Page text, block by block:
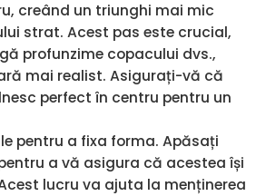
creând un triunghi mai mic
strat. Acest pas este crucial,
profunzime copacului dvs.,
mai realist. Asigurați-vă că
perfect în centru pentru un
pentru a fixa forma. Apăsați
a vă asigura că acestea își
lucru va ajuta la menținerea